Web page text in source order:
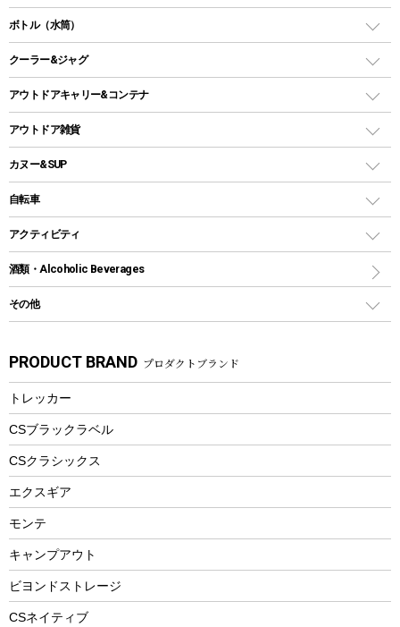
スクエアタープ（レクタタープ）
メッシュタープ
自立式タープ
パラソル
テントアクセサリー
ペグ
グランドシート
ガイドロープ
ツール
LEDライト
ヘッドライト
キャンドル
ガス缶
ガストーチ、ライター
焚き火台タイプ（ロースタイル）グリル
卓上タイプグリル
パーティータイプグリル
鉄板、アミ
焚き火台&ストーブ
火起こし
バーベキューツール
ダッチオーブン
ホットサンドメーカー
クッカーセット
シェラカップ
クッキングツール
ナイフ
カトラリー
マグカップ、カップ
ステンレスボトル
フードボトル
トレー
ランチョンマット
ランチボックス
ボトル（水筒）
ステンレスボトル
コップ付きタイプ
ワンタッチタイプ
プラスチックボトル
ディズニーボトル
クーラー&ジャグ
クーラーボックス
クーラーバッグ
ウォータージャグ
保冷剤
アウトドアキャリー&コンテナ
アウトドアキャリー
アウトドア雑貨
バックパック&バッグ
リュック、バックパック
トートバッグ、サコッシュ
ショッピングキャリー
その他アウトドア雑貨
スプレー関係
ツール、他
カヌー&SUP
インフレータブル
カヤック
パドル
ヘルメット
エアーポンプ
アクセサリー
自転車
折りたたみ自転車
スポーツサイクル
シティサイクル
自転車ウェア
アクティビティ
マリン
ラッシュガード
パラソル
フローティングベスト
エアーポンプ
ビーチテント
ウィンター
スノーシュー
防寒ウェア
酒類・Alcoholic Beverages
その他
湯たんぽ
防災用品
PRODUCT BRAND プロダクトブランド
トレッカー
CSブラックラベル
CSクラシックス
エクスギア
モンテ
キャンプアウト
ビヨンドストレージ
CSネイティブ